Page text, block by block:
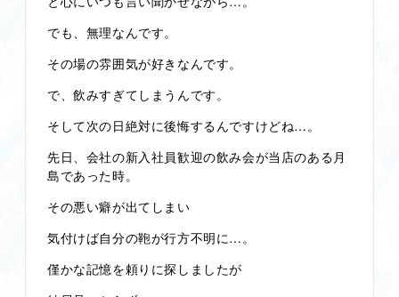
でも、無理なんです。
その場の雰囲気が好きなんです。
で、飲みすぎてしまうんです。
そして次の日絶対に後悔するんですけどね…。
先日、会社の新入社員歓迎の飲み会が当店のある月
島であった時。
その悪い癖が出てしまい
気付けば自分の鞄が行方不明に…。
僅かな記憶を頼りに探しましたが